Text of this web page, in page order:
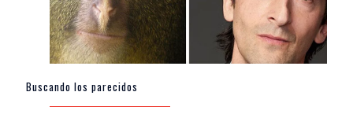
Buscando los parecidos